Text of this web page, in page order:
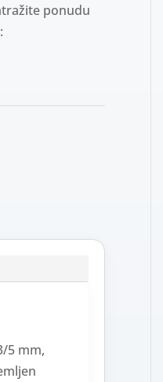
ponudu
5 mm,